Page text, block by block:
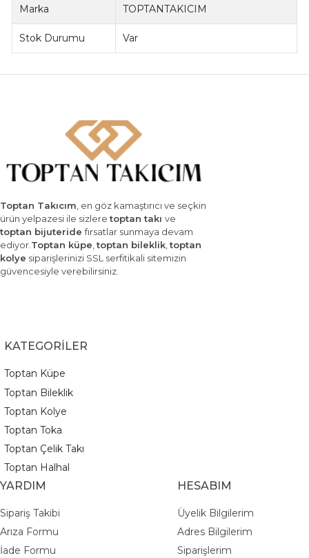
Marka TOPTANTAKICIM
Stok Durumu Var
Toptan Takıcım, en göz kamaştırıcı ve seçkin
ürün yelpazesi ile sizleretoptan takı ve
toptan bijuteridefırsatlar sunmaya devam
ediyor.Toptan küpe,toptan bileklik,toptan
kolye siparişlerinizi SSL serfitikali sitemizin
güvencesiyle verebilirsiniz.
KATEGORİLER
Toptan Küpe
Toptan Bileklik
Toptan Kolye
Toptan Toka
Toptan Çelik Takı
Toptan Halhal
YARDIM
Sipariş Takibi
Arıza Formu
İade Formu
HESABIM
Üyelik Bilgilerim
Adres Bilgilerim
Siparişlerim